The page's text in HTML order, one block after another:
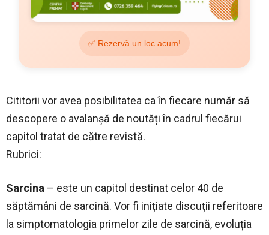
✅ Rezervă un loc acum!
Cititorii vor avea posibilitatea ca în fiecare număr să
descopere o avalanșă de noutăți în cadrul fiecărui
capitol tratat de către revistă.
Rubrici:
Sarcina – este un capitol destinat celor 40 de
săptămâni de sarcină. Vor fi inițiate discuții referitoare
la simptomatologia primelor zile de sarcină, evoluția